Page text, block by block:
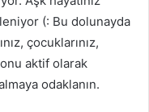
(: Bu dolunayda
çocuklarınız,
aktif olarak
odaklanın.